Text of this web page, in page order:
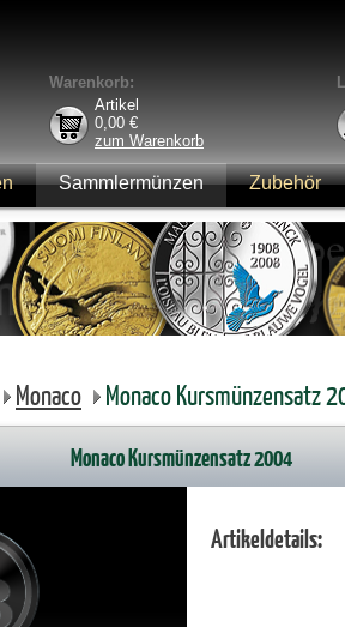
Warenkorb:
Artikel
0,00 €
zum Warenkorb
Sammlermünzen Zubehör
Monaco Monaco Kursmünzensatz
Monaco Kursmünzensatz 2004
Artikeldetails: